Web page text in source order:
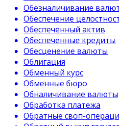
Обезналичивание
Обеспечение
Обеспеченный актив
Обеспеченные кредиты
Обесценение валюты
Облигация
Обменный курс
Обменные бюро
Обналичивание валюты
Обработка платежа
Обратные своп-